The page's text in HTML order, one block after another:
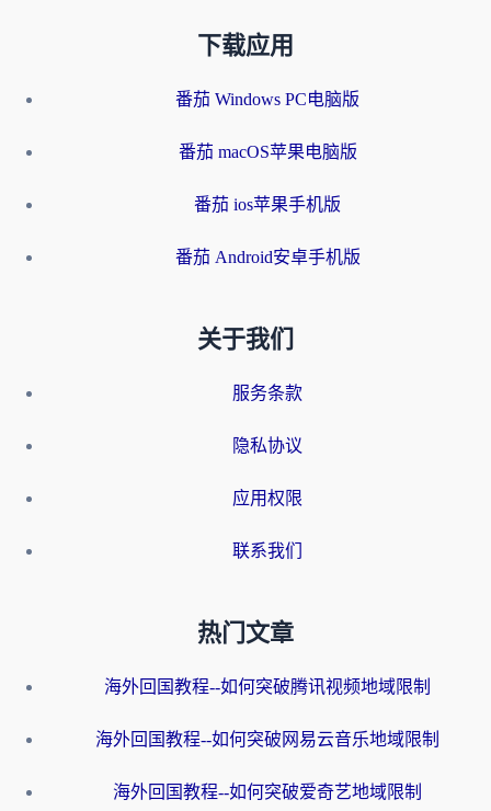
下载应用
番茄 Windows PC电脑版
番茄 macOS苹果电脑版
番茄 ios苹果手机版
番茄 Android安卓手机版
关于我们
服务条款
隐私协议
应用权限
联系我们
热门文章
海外回国教程--如何突破腾讯视频地域限制
海外回国教程--如何突破网易云音乐地域限制
海外回国教程--如何突破爱奇艺地域限制